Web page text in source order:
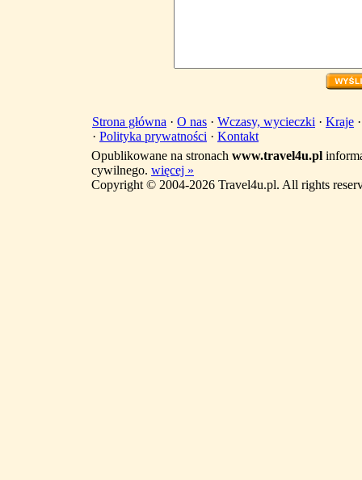
Strona główna · O nas · Wczasy, wycieczki · Kraje
· Polityka prywatności · Kontakt
Opublikowane na stronach www.travel4u.pl
cywilnego. więcej »
Copyright © 2004-2026 Travel4u.pl. All rights